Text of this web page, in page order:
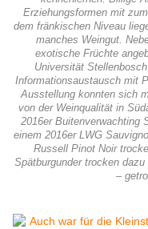
Erziehungsformen mit
dem fränkischen Niveau
manches Weingut.
exotische Früchte
Universität
Informationsaustausch mit
Ausstellung konnten sich
von der Weinqualität in
2016er Buitenverwachting
einem 2016er LWG
Russell Pinot Noir
Spätburgunder trocken
–